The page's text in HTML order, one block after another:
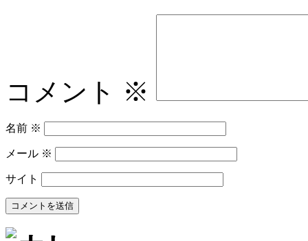
コメント ※
名前 ※
メール ※
サイト